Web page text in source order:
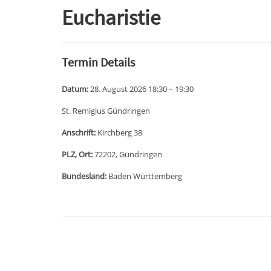
Eucharistie
Termin Details
Datum:28. August 2026 18:30– 19:30
St. Remigius Gündringen
Anschrift: Kirchberg 38
PLZ, Ort:72202, Gündringen
Bundesland: Baden Württemberg